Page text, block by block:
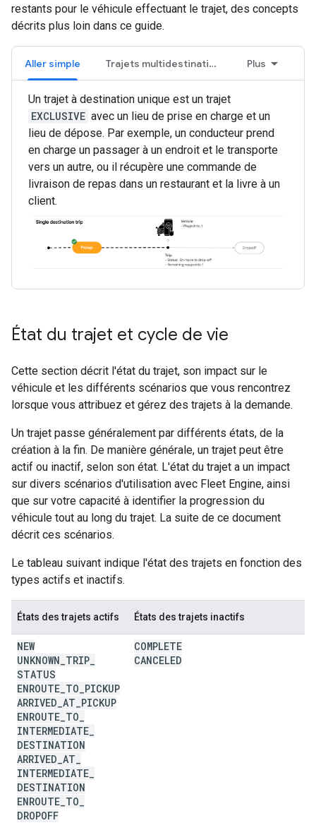
restants pour le véhicule effectuant le trajet, des concepts
décrits plus loin dans ce guide.
Aller simple Trajets multidestinations Plus
Un trajet à destination unique est un trajet
EXCLUSIVE avec un lieu de prise en charge et un
lieu de dépose. Par exemple, un conducteur prend
en charge un passager à un endroit et le transporte
vers un autre, ou il récupère une commande de
livraison de repas dans un restaurant et la livre à un
client.
État du trajet et cycle de vie
Cette section décrit l'état du trajet, son impact sur le
véhicule et les différents scénarios que vous rencontrez
lorsque vous attribuez et gérez des trajets à la demande.
Un trajet passe généralement par différents états, de la
création à la fin. De manière générale, un trajet peut être
actif ou inactif, selon son état. L'état du trajet a un impact
sur divers scénarios d'utilisation avec Fleet Engine, ainsi
que sur votre capacité à identifier la progression du
véhicule tout au long du trajet. La suite de ce document
décrit ces scénarios.
Le tableau suivant indique l'état des trajets en fonction des
types actifs et inactifs.
États des trajets actifs États des trajets inactifs
NEW
UNKNOWN TRIP
STATUS
ENROUTE TO PICKUP
ARRIVED AT PICKUP
ENROUTE TO
INTERMEDIATE
DESTINATION
ARRIVED AT
INTERMEDIATE
DESTINATION
ENROUTE TO
DROPOFF
COMPLETE
CANCELED